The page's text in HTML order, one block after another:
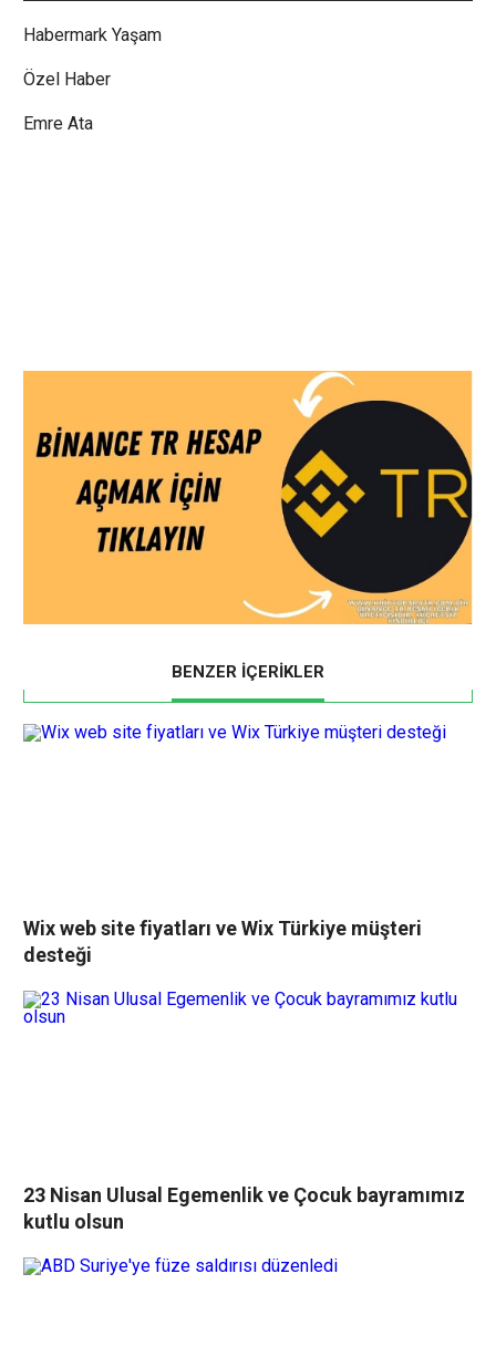
Habermark Yaşam
Özel Haber
Emre Ata
BENZER İÇERİKLER
Wix web site fiyatları ve Wix Türkiye müşteri
desteği
23 Nisan Ulusal Egemenlik ve Çocuk bayramımız
kutlu olsun